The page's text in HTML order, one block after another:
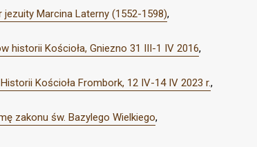
Marcina Laterny (1552-1598),
historii Kościoła, Gniezno 31 III-1 IV 2016,
Kościoła Frombork, 12 IV-14 IV 2023 r.,
zakonu św. Bazylego Wielkiego,